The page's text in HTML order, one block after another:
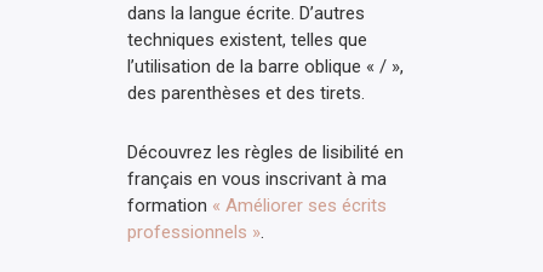
dans la langue écrite. D’autres
techniques existent, telles que
l’utilisation de la barre oblique « / »,
des parenthèses et des tirets.
Découvrez les règles de lisibilité en
français en vous inscrivant à ma
formation « Améliorer ses écrits
professionnels ».